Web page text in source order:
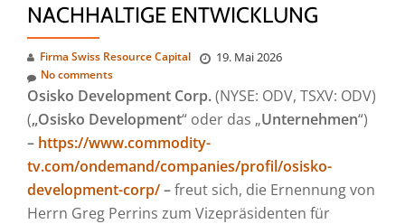
NACHHALTIGE ENTWICKLUNG
Firma Swiss Resource Capital 19. Mai 2026
No comments
Osisko Development Corp.(NYSE: ODV, TSXV: ODV)
(„Osisko Development“ oder das „Unternehmen“)
– https://www.commodity-
tv.com/ondemand/companies/profil/osisko-
development-corp/–freut sich, die Ernennung von
Herrn Greg Perrins zum Vizepräsidenten für